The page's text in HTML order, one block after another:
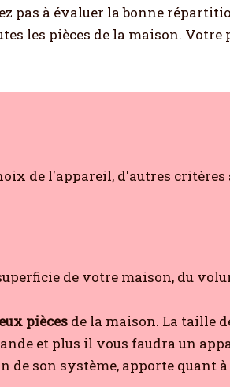
pas à évaluer la bonne
les pièces de la maison.
de l'appareil, d'autres
de votre maison, du
pièces de la maison. La taille
et plus il vous faudra un
de son système, apporte quant